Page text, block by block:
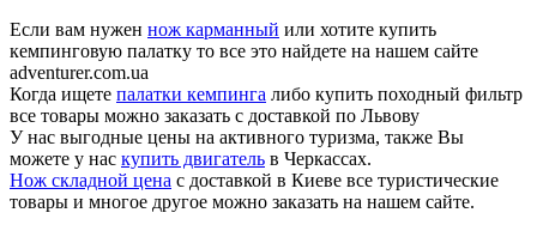
Если вам нужен нож карманный или хотите купить
кемпинговую палатку то все это найдете на нашем сайте
adventurer.com.ua
Когда ищете палатки кемпинга либо купить походный фильтр
все товары можно заказать с доставкой по Львову
У нас выгодные цены на активного туризма, также Вы
можете у нас купить двигатель в Черкассах.
Нож складной цена с доставкой в Киеве все туристические
товары и многое другое можно заказать на нашем сайте.